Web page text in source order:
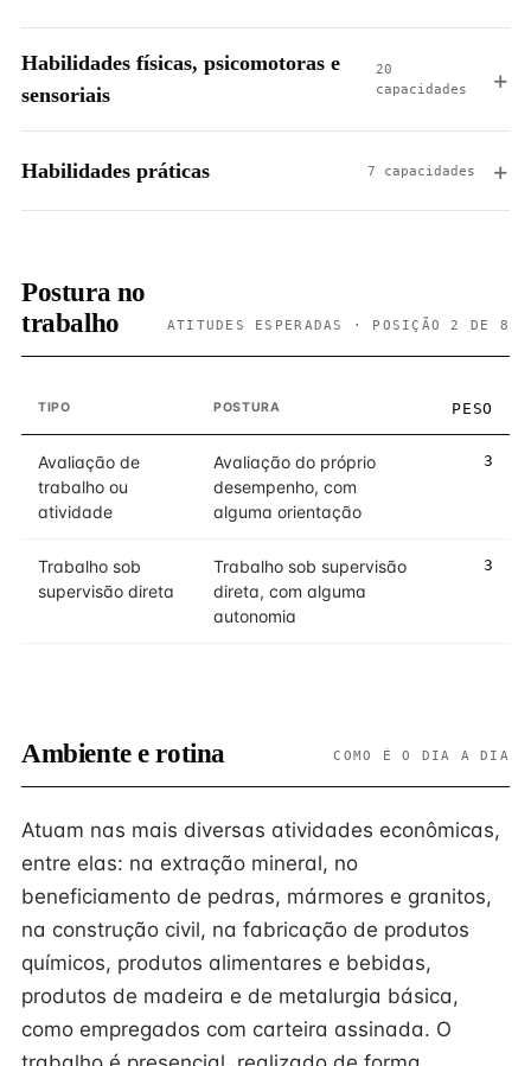
Habilidades físicas, psicomotoras e
sensoriais
20
capacidades
Habilidades práticas 7 capacidades
Postura no
trabalho
ATITUDES ESPERADAS · POSIÇÃO 2 DE 8
TIPO POSTURA PESO
Avaliação de
trabalho ou
atividade
Avaliação do próprio
desempenho, com
alguma orientação
3
Trabalho sob
supervisão direta
Trabalho sob supervisão
direta, com alguma
autonomia
3
Ambiente e rotina COMO É O DIA A DIA
Atuam nas mais diversas atividades econômicas,
entre elas: na extração mineral, no
beneficiamento de pedras, mármores e granitos,
na construção civil, na fabricação de produtos
químicos, produtos alimentares e bebidas,
produtos de madeira e de metalurgia básica,
como empregados com carteira assinada. O